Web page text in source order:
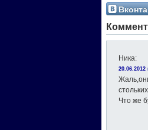
Ника:
20.06.2012
Что же